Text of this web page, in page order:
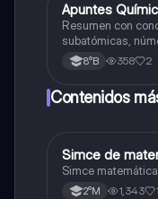
Química
Apuntes
Resumen con
subatómicas,
Bohr e iones.
rápida.
8°B 358 2
Contenidos
Matemáticas
Simce de
Simce
2°M 1,343